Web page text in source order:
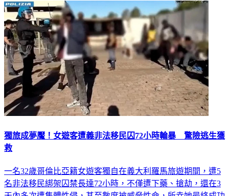
獨旅成夢魘！女遊客遭義非法移民囚72小時輪暴 驚險逃生獲
救
一名32歲哥倫比亞籍女遊客獨自在義大利羅馬旅遊期間，遭5
名非法移民綁架囚禁長達72小時，不僅遭下藥、搶劫，還在3